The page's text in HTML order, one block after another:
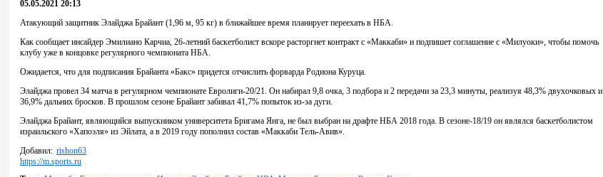
05.05.2021 20:13
Атакующий защитник Элайджа Брайант (1,96 м, 95 кг) в ближайшее время планирует переехать в НБА.
Как сообщает инсайдер Эмилиано Карчиа, 26-летний баскетболист вскоре расторгнет контракт с «Маккаби» и подпишет соглашение с «Милуоки», чтобы помочь
клубу уже в концовке регулярного чемпионата НБА.
Ожидается, что для подписания Брайанта «Бакс» придется отчислить форварда Родиона Куруца.
Элайджа провел 34 матча в регулярном чемпионате Евролиги-20/21. Он набирал 9,8 очка, 3 подбора и 2 передачи за 23,3 минуты, реализуя 48,3% двухочковых и
36,9% дальних бросков. В прошлом сезоне Брайант забивал 41,7% попыток из-за дуги.
Элайджа Брайант, являющийся выпускником университета Бригама Янга, не был выбран на драфте НБА 2018 года. В сезоне-18/19 он являлся баскетболистом
израильского «Хапоэля» из Эйлата, а в 2019 году пополнил состав «Маккаби Тель-Авив».
Добавил: rishon63
https://m.sports.ru